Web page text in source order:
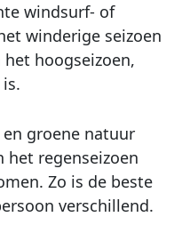
windsurf- of
winderige seizoen
hoogseizoen,
groene natuur
het regenseizoen
Zo is de beste
verschillend.